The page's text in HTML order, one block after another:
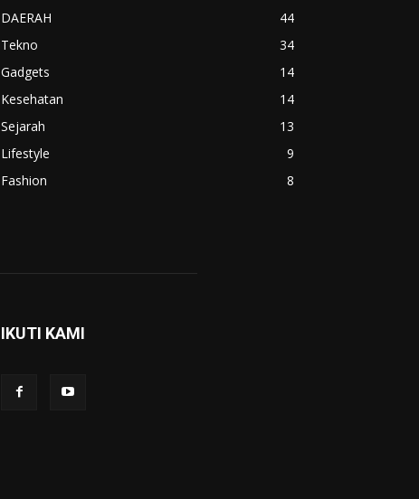
DAERAH
44
Tekno
34
Gadgets
14
Kesehatan
14
Sejarah
13
Lifestyle
9
Fashion
8
IKUTI KAMI